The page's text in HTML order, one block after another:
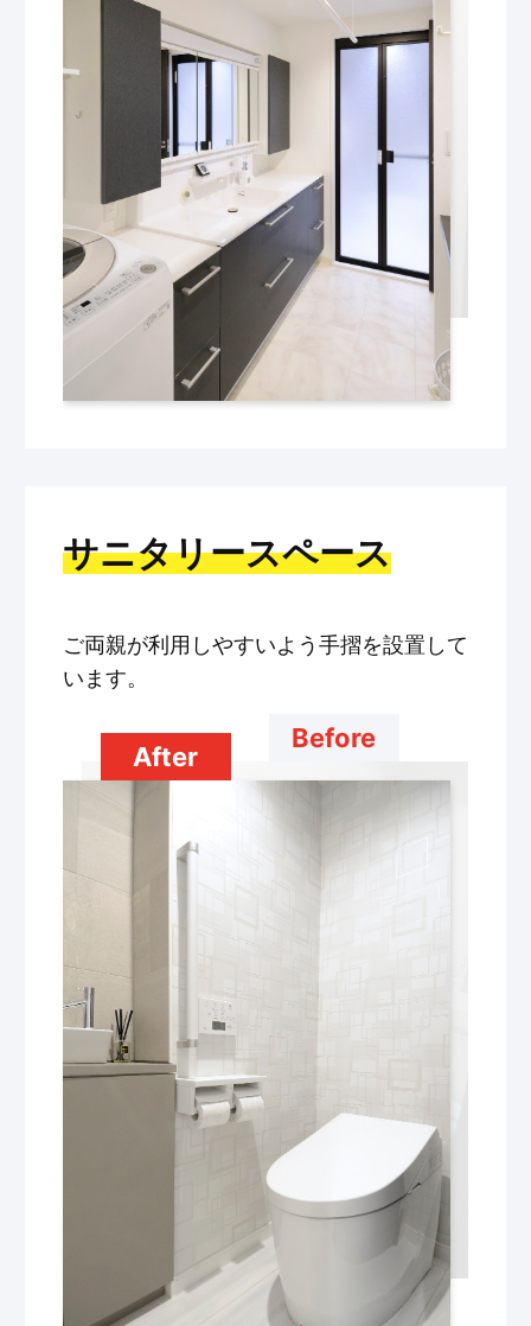
サニタリースペース
ご両親が利用しやすいよう手摺を設置して
います。
Before
After